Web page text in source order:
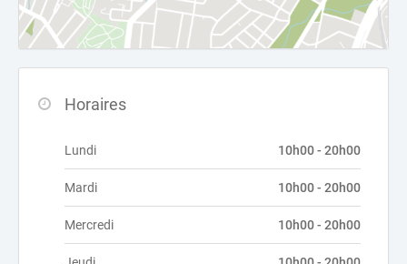
Horaires
Lundi 10h00 - 20h00
Mardi 10h00 - 20h00
Mercredi 10h00 - 20h00